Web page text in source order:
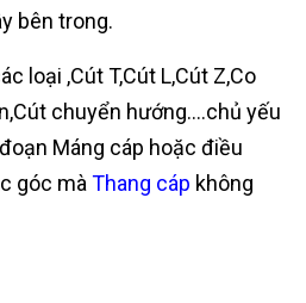
bên trong.
loại ,Cút T,Cút L,Cút Z,Co
chuyển hướng....chủ yếu
Máng cáp hoặc điều
góc màThang cáp không